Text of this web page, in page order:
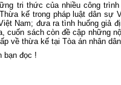
tri thức của nhiều công
kế trong pháp luật dân
Nam; đưa ra tình huống giả
cuốn sách còn đề cập những
về thừa kế tại Tòa án nhân
bạn đọc !